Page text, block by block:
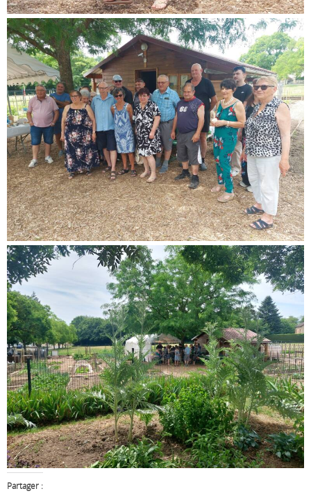
Partager :